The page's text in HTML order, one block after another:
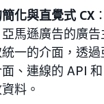
化與直覺式 CX
馬遜廣告的廣
一的介面，透
、連線的 API
料。